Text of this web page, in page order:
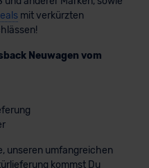
mit verkürzten
Neuwagen vom
unseren umfangreichen
kommst Du